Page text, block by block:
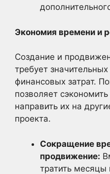
Экономия времени и
Создание и
требует
финансовых затрат.
позволяет
направить их на
проекта.
Сокращение
продвижение:
тратить месяцы